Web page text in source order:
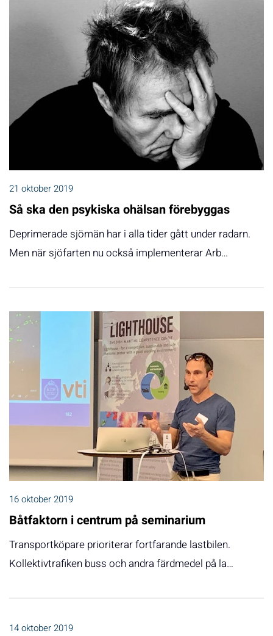
21 oktober 2019
Så ska den psykiska ohälsan förebyggas
Deprimerade sjömän har i alla tider gått under radarn.
Men när sjöfarten nu också implementerar Arb…
16 oktober 2019
Båtfaktorn i centrum på seminarium
Transportköpare prioriterar fortfarande lastbilen.
Kollektivtrafiken buss och andra färdmedel på la…
14 oktober 2019